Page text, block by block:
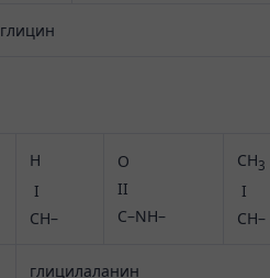
глицин
H
I
CH–
O
II
C–NH–
CH3
I
CH–
глицилаланин